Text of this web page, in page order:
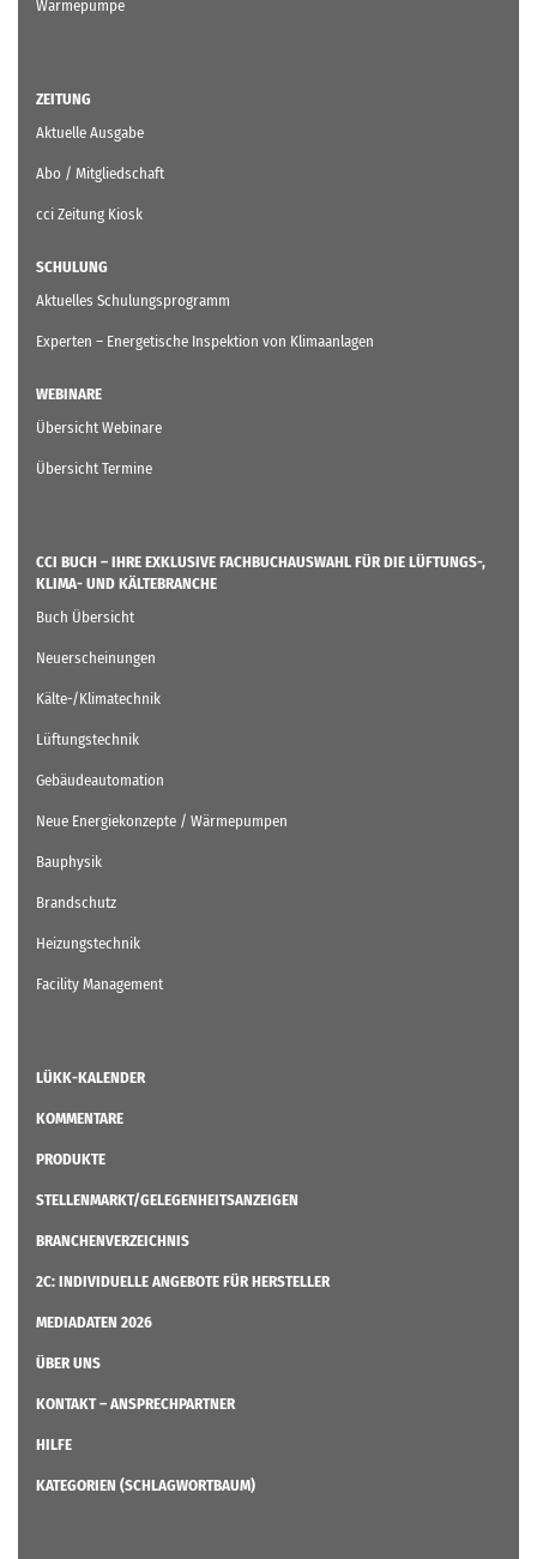
Wärmepumpe
ZEITUNG
Aktuelle Ausgabe
Abo / Mitgliedschaft
cci Zeitung Kiosk
SCHULUNG
Aktuelles Schulungsprogramm
Experten – Energetische Inspektion von Klimaanlagen
WEBINARE
Übersicht Webinare
Übersicht Termine
CCI BUCH – IHRE EXKLUSIVE FACHBUCHAUSWAHL FÜR DIE LÜFTUNGS-,
KLIMA- UND KÄLTEBRANCHE
Buch Übersicht
Neuerscheinungen
Kälte-/Klimatechnik
Lüftungstechnik
Gebäudeautomation
Neue Energiekonzepte / Wärmepumpen
Bauphysik
Brandschutz
Heizungstechnik
Facility Management
LÜKK-KALENDER
KOMMENTARE
PRODUKTE
STELLENMARKT/GELEGENHEITSANZEIGEN
BRANCHENVERZEICHNIS
2C: INDIVIDUELLE ANGEBOTE FÜR HERSTELLER
MEDIADATEN 2026
ÜBER UNS
KONTAKT – ANSPRECHPARTNER
HILFE
KATEGORIEN (SCHLAGWORTBAUM)